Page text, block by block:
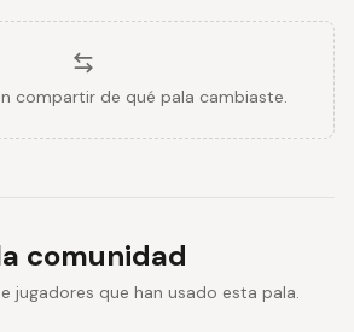
compartir de qué pala cambiaste.
comunidad
jugadores que han usado esta pala.